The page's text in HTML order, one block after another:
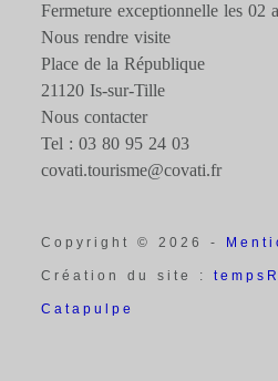
Fermeture exceptionnelle les 02
Nous rendre visite
Place de la République
21120 Is-sur-Tille
Nous contacter
Tel : 03 80 95 24 03
covati.tourisme@covati.fr
Copyright © 2026 -
Création du site :
Catapulpe